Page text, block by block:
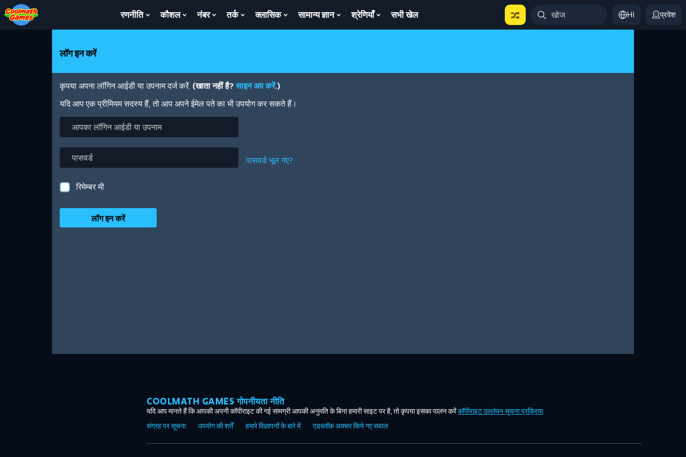
Skip
to
Top
Skip
to
Navigation
Skip
to
Main
Skip
to
Footer
Skip
to
main
रणनीति
Show
Submenu
कौशल
Show
Submenu
नंबर
Show
Submenu
तर्क
Show
Submenu
क्लासिक
Show
Submenu
सामान्य ज्ञान
Show
Submenu
श्रेणियाँ
Show
Submenu
सभी खेल HI प्रवेश
लॉग इन करें
कृपया अपना लॉगिन आईडी या उपनाम दर्ज करें. (खाता नहीं है?साइन अप करें.)
यदि आप एक प्रीमियम सदस्य हैं, तो आप अपने ईमेल पते का भी उपयोग कर सकते हैं।
लॉगिन
या
उपनाम
पासवर्ड भूल गए?
रिमेम्बर मी
COOLMATH GAMES गोपनीयता नीति
यदि आप मानते हैं कि आपकी अपनी कॉपीराइट की गई सामग्री आपकी अनुमति के बिना हमारी साइट पर है, तो कृपया इसका पालन करेंकॉपीराइट उल्लंघन सूचना प्रक्रिया.
संग्रह पर सूचना
उपयोग की शर्तें हमारे विज्ञापनों के बारे में एडब्लॉक अक्सर किये गए सवाल